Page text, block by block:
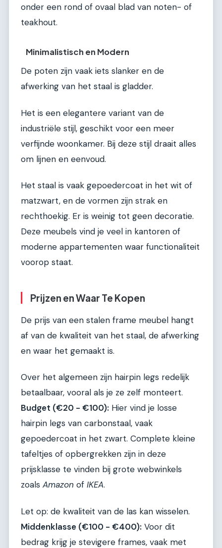
onder een rond of ovaal blad van noten- of
teakhout.
Minimalistisch en Modern
De poten zijn vaak iets slanker en de
afwerking van het staal is gladder.
Het is een elegantere variant van de
industriële stijl, geschikt voor een meer
verfijnde woonkamer. Bij deze stijl draait alles
om lijnen en eenvoud.
Het staal is vaak gepoedercoat in het wit of
matzwart, en de vormen zijn strak en
rechthoekig. Er is weinig tot geen decoratie.
Deze meubels vind je veel in kantoren of
moderne appartementen waar functionaliteit
voorop staat.
Prijzen en Waar Te Kopen
De prijs van een stalen frame meubel hangt
af van de kwaliteit van het staal, de afwerking
en waar het gemaakt is.
Over het algemeen zijn hairpin legs redelijk
betaalbaar, vooral als je ze zelf monteert.
Budget (€20 - €100): Hier vind je losse
hairpin legs van carbonstaal, vaak
gepoedercoat in het zwart. Complete kleine
tafeltjes of opbergrekken zijn in deze
prijsklasse te vinden bij grote webwinkels
zoals Amazon of IKEA.
Let op: de kwaliteit van de las kan wisselen.
Middenklasse (€100 - €400): Voor dit
bedrag krijg je stevigere frames, vaak met